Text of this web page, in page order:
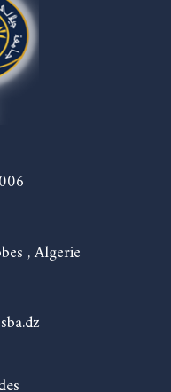
, Algerie